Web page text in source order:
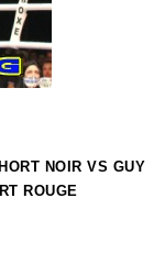
NOIR VS GUY
ROUGE